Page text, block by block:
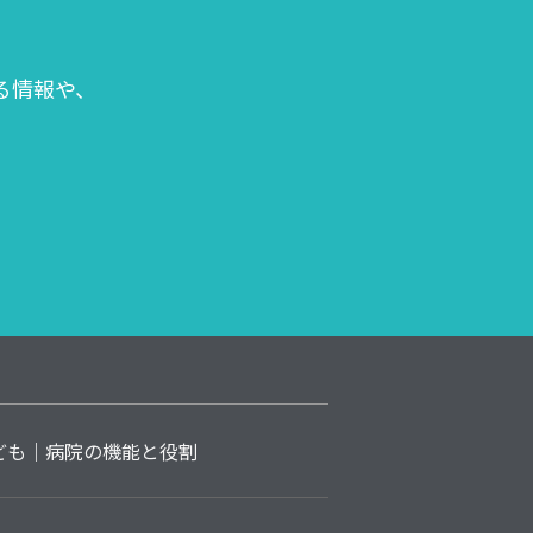
報や、
も 病院の機能と役割